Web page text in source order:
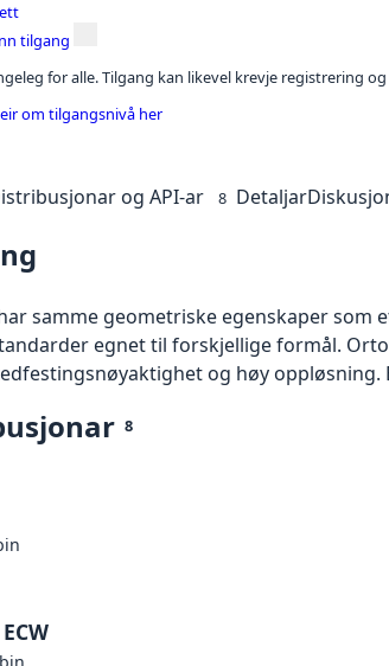
tilgang
for alle. Tilgang kan likevel krevje registrering
om tilgangsnivå her
og API-ar 8 Detaljar
samme geometriske egenskaper som
egnet til forskjellige formål.
og høy oppløsning.
8